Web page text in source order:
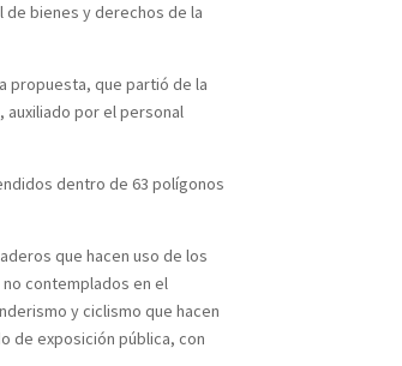
bienes y derechos de la
propuesta, que partió de la
auxiliado por el personal
dentro de 63 polígonos
que hacen uso de los
contemplados en el
y ciclismo que hacen
de exposición pública, con